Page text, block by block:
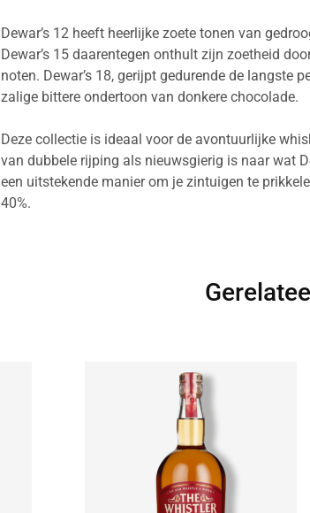
Dewar’s 12 heeft heerlijke zoete tonen van
Dewar’s 15 daarentegen onthult zijn zoetheid
noten. Dewar’s 18, gerijpt gedurende de langste
zalige bittere ondertoon van donkere chocolade.
Deze collectie is ideaal voor de avontuurlijke
van dubbele rijping als nieuwsgierig is naar wat
een uitstekende manier om je zintuigen te
40%.